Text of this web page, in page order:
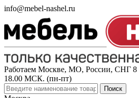
info@mebel-nashel.ru
Работаем Москве, МО, России, СНГ 8
18.00 МСК. (пн-пт)
Поиск